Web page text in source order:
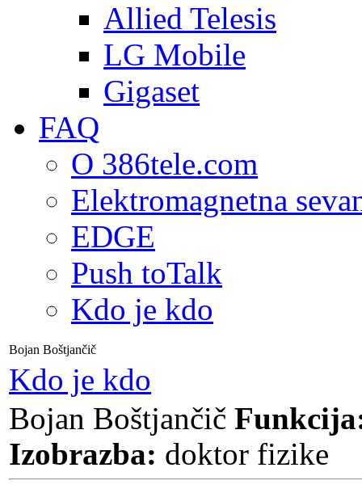
Allied Telesis
LG Mobile
Gigaset
FAQ
O 386tele.com
Elektromagnetna
EDGE
Push toTalk
Kdo je kdo
Bojan Boštjančič
Kdo je kdo
Bojan Boštjančič
Izobrazba: doktor fizike